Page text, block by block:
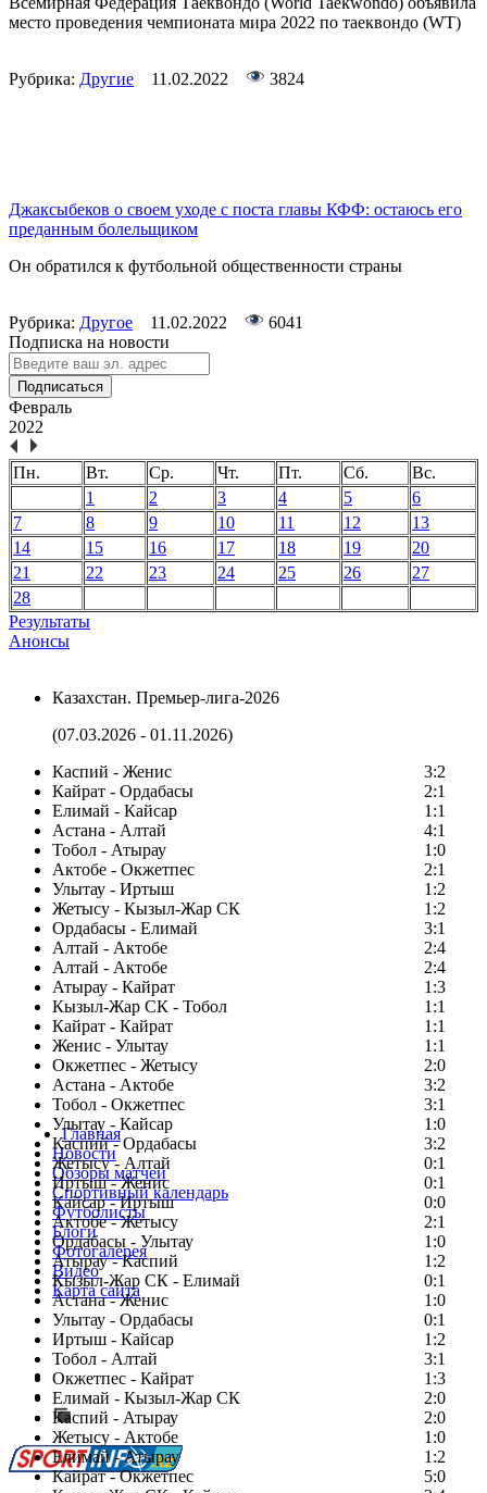
место проведения чемпионата мира 2022 по таеквондо (WT)
Рубрика: Другие 11.02.2022 3824
Джаксыбеков о своем уходе с поста главы КФФ: остаюсь его
преданным болельщиком
Он обратился к футбольной общественности страны
Рубрика: Другое 11.02.2022
6041
Подписка на новости
Подписаться
Февраль
2022
Пн. Вт. Ср. Чт. Пт. Сб.
Вс.
1
2 3 4 5
6
7
8 9 10 11 12
13
14
15 16 17 18 19
20
21
22 23 24 25 26
27
28
Результаты
Анонсы
Казахстан. Премьер-лига-2026
(07.03.2026 - 01.11.2026)
Каспий - Женис
3:2
Кайрат - Ордабасы
2:1
Елимай - Кайсар
1:1
Астана - Алтай
4:1
Тобол - Атырау
1:0
Актобе - Окжетпес
2:1
Улытау - Иртыш
1:2
Жетысу - Кызыл-Жар СК
1:2
Ордабасы - Елимай
3:1
Алтай - Актобе
2:4
Алтай - Актобе
2:4
Атырау - Кайрат
1:3
Кызыл-Жар СК - Тобол
1:1
Кайрат - Кайрат
1:1
Женис - Улытау
1:1
Окжетпес - Жетысу
2:0
Астана - Актобе
3:2
Тобол - Окжетпес
3:1
Улытау - Кайсар
1:0
Каспий - Ордабасы
3:2
Жетысу - Алтай
0:1
Иртыш - Женис
0:1
Кайсар - Иртыш
0:0
Актобе - Жетысу
2:1
Ордабасы - Улытау
1:0
Атырау - Каспий
1:2
Кызыл-Жар СК - Елимай
0:1
Астана - Женис
1:0
Улытау - Ордабасы
0:1
Иртыш - Кайсар
1:2
Тобол - Алтай
3:1
Окжетпес - Кайрат
1:3
Елимай - Кызыл-Жар СК
2:0
Каспий - Атырау
2:0
Жетысу - Актобе
1:0
Елимай - Атырау
1:2
Кайрат - Окжетпес
5:0
Главная
Новости
Обзоры матчей
Спортивный календарь
Футболисты
Блоги
Фотогалерея
Видео
Карта сайта
Есть идея?
Сообщить о мероприятии
Перейти на старый сайт